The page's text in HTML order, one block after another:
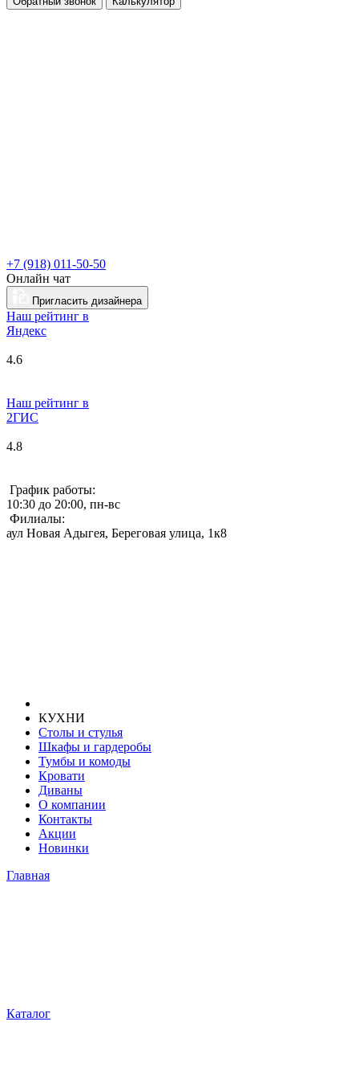
+7 (918) 011-50-50
Онлайн чат
Пригласить дизайнера
Наш рейтинг в
Яндекс
4.6
Наш рейтинг в
2ГИС
4.8
График работы:
10:30 до 20:00, пн-вс
Филиалы:
аул Новая Адыгея, Береговая улица, 1к8
КУХНИ
Столы и стулья
Шкафы и гардеробы
Тумбы и комоды
Кровати
Диваны
О компании
Контакты
Акции
Новинки
Главная
Каталог